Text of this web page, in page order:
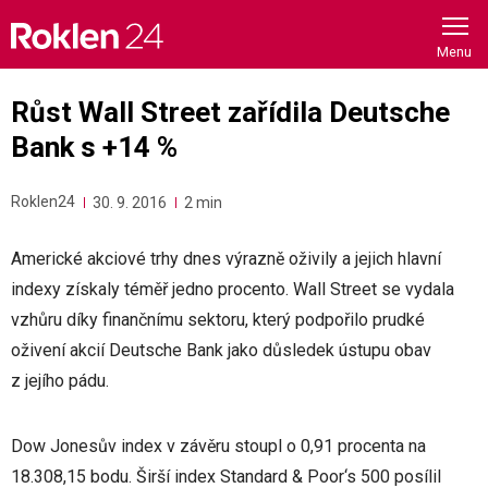
content
Růst Wall Street zařídila Deutsche
Bank s +14 %
Roklen24 30. 9. 2016 2 min
Americké akciové trhy dnes výrazně oživily a jejich hlavní
indexy získaly téměř jedno procento. Wall Street se vydala
vzhůru díky finančnímu sektoru, který podpořilo prudké
oživení akcií Deutsche Bank jako důsledek ústupu obav
z jejího pádu.
Dow Jonesův index v závěru stoupl o 0,91 procenta na
18.308,15 bodu. Širší index Standard & Poor‘s 500 posílil